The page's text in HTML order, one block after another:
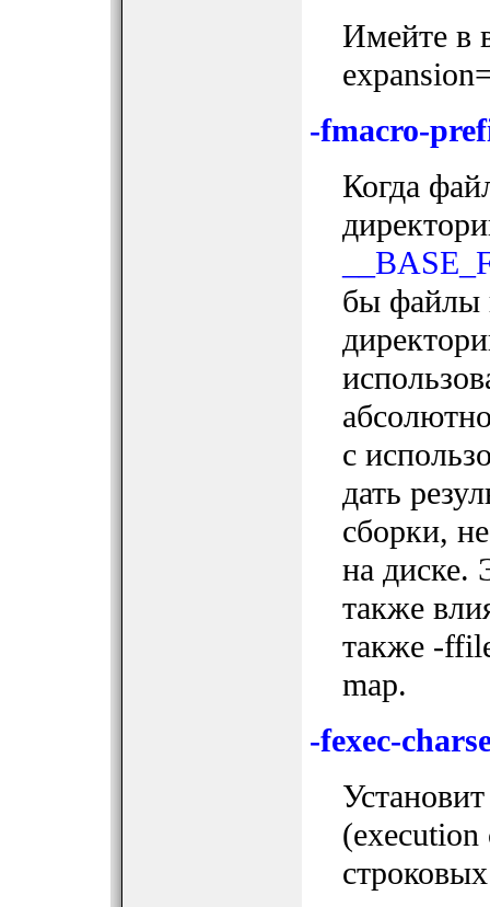
Имейте в
-fmacro-
Когда
бы файлы
с
дать
сборки,
на диске.
также
также -
map.
-fexec-
(execution